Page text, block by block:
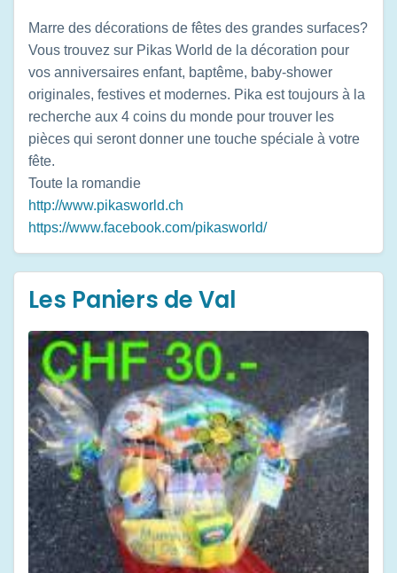
Marre des décorations de fêtes des grandes surfaces?
Vous trouvez sur Pikas World de la décoration pour
vos anniversaires enfant, baptême, baby-shower
originales, festives et modernes. Pika est toujours à la
recherche aux 4 coins du monde pour trouver les
pièces qui seront donner une touche spéciale à votre
fête.
Toute la romandie
http://www.pikasworld.ch
https://www.facebook.com/pikasworld/
Les Paniers de Val